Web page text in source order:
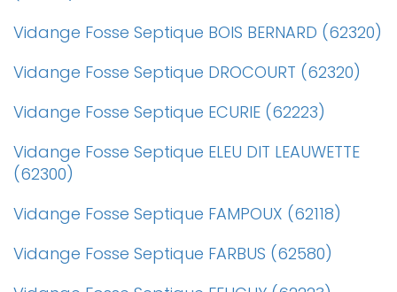
Vidange Fosse Septique BOIS BERNARD (62320)
Vidange Fosse Septique DROCOURT (62320)
Vidange Fosse Septique ECURIE (62223)
Vidange Fosse Septique ELEU DIT LEAUWETTE
(62300)
Vidange Fosse Septique FAMPOUX (62118)
Vidange Fosse Septique FARBUS (62580)